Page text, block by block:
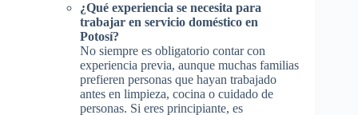
¿Qué experiencia se necesita para
trabajar en servicio doméstico en
Potosí?
No siempre es obligatorio contar con
experiencia previa, aunque muchas familias
prefieren personas que hayan trabajado
antes en limpieza, cocina o cuidado de
personas. Si eres principiante, es